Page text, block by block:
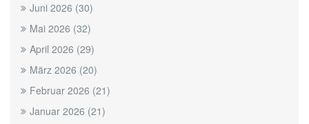
Juni 2026 (30)
Mai 2026 (32)
April 2026 (29)
März 2026 (20)
Februar 2026 (21)
Januar 2026 (21)